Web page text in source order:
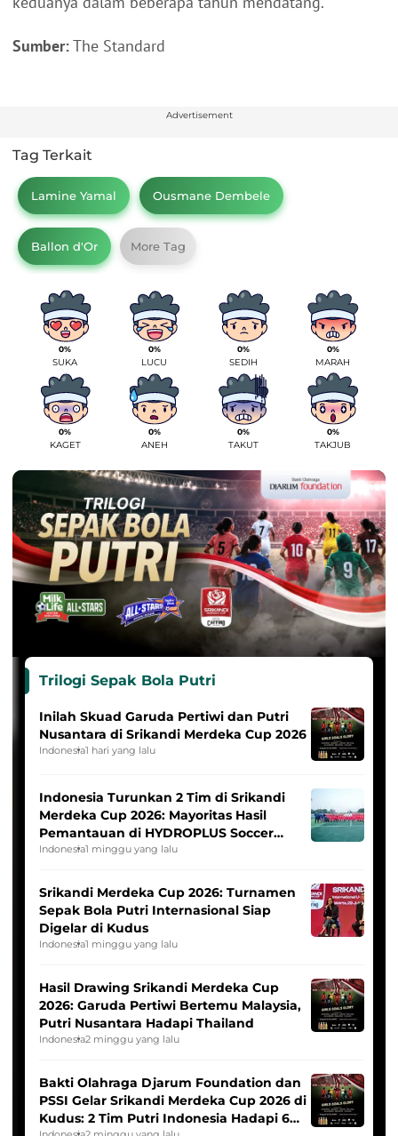
Sumber:The Standard
Advertisement
Tag Terkait
Lamine Yamal Ousmane Dembele
Ballon d'Or More Tag
0%
SUKA
0%
LUCU
0%
SEDIH
0%
MARAH
0%
KAGET
0%
ANEH
0%
TAKUT
0%
TAKJUB
Trilogi Sepak Bola Putri
Inilah Skuad Garuda Pertiwi dan Putri
Nusantara di Srikandi Merdeka Cup 2026
Indonesia1 hari yang lalu
Indonesia Turunkan 2 Tim di Srikandi
Merdeka Cup 2026: Mayoritas Hasil
Pemantauan di HYDROPLUS Soccer
League
Indonesia1 minggu yang lalu
Srikandi Merdeka Cup 2026: Turnamen
Sepak Bola Putri Internasional Siap
Digelar di Kudus
Indonesia1 minggu yang lalu
Hasil Drawing Srikandi Merdeka Cup
2026: Garuda Pertiwi Bertemu Malaysia,
Putri Nusantara Hadapi Thailand
Indonesia2 minggu yang lalu
Bakti Olahraga Djarum Foundation dan
PSSI Gelar Srikandi Merdeka Cup 2026 di
Kudus: 2 Tim Putri Indonesia Hadapi 6